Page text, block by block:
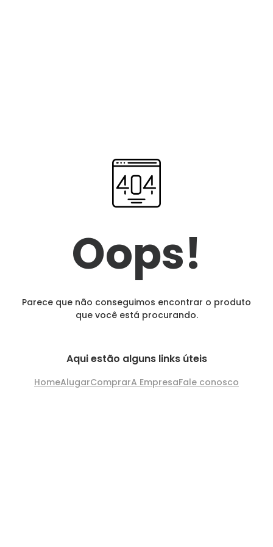
Oops!
Parece que não conseguimos encontrar o produto
que você está procurando.
Aqui estão alguns links úteis
HomeAlugarComprarA EmpresaFale conosco